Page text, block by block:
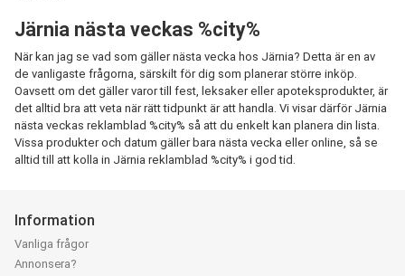
Järnia nästa veckas %city%
När kan jag se vad som gäller nästa vecka hos Järnia? Detta är en av
de vanligaste frågorna, särskilt för dig som planerar större inköp.
Oavsett om det gäller varor till fest, leksaker eller apoteksprodukter, är
det alltid bra att veta när rätt tidpunkt är att handla. Vi visar därför Järnia
nästa veckas reklamblad %city% så att du enkelt kan planera din lista.
Vissa produkter och datum gäller bara nästa vecka eller online, så se
alltid till att kolla in Järnia reklamblad %city% i god tid.
Information
Vanliga frågor
Annonsera?